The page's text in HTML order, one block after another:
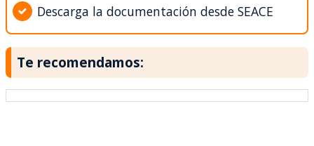
Descarga la documentación desde SEACE
Te recomendamos: